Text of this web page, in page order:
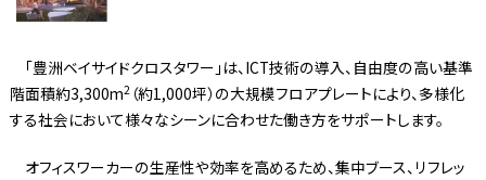
「豊洲ベイサイドクロスタワー」は、ICT技術の導入、自由度の高い基準
階面積約3,300m2（約1,000坪）の大規模フロアプレートにより、多様化
する社会において様々なシーンに合わせた働き方をサポートします。
オフィスワーカーの生産性や効率を高めるため、集中ブース、リフレッ